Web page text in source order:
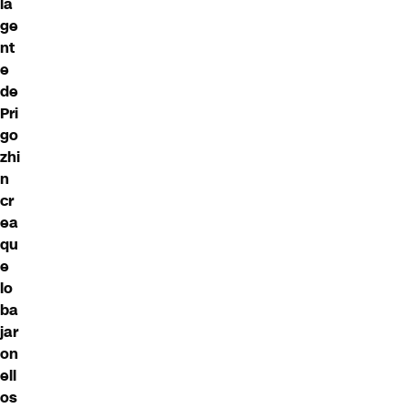
ge
nt
e
de
Pri
go
zhi
n
cr
ea
qu
e
lo
ba
jar
on
ell
os